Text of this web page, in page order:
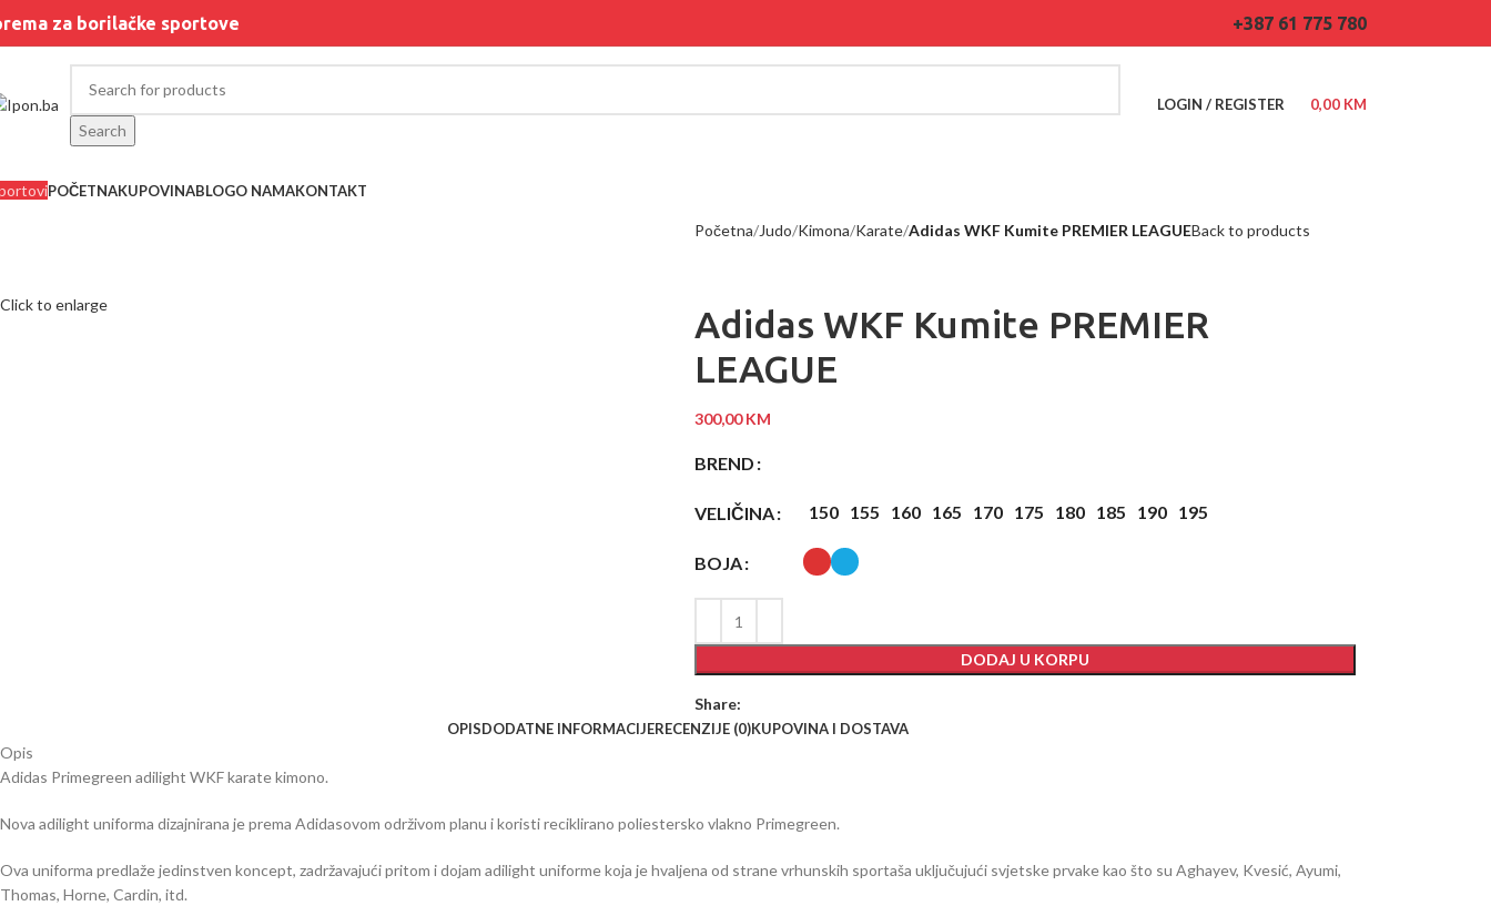
za borilačke sportove +387 61 775 780
Search
LOGIN / REGISTER 0,00 KM
POČETNAKUPOVINABLOGO NAMAKONTAKT
Click to enlarge
Početna Judo Kimona Karate Adidas WKF Kumite PREMIER LEAGUEBack to products
Adidas WKF Kumite PREMIER
LEAGUE
300,00KM
BREND
VELIČINA 150 155 160 165 170 175 180 185 190 195
BOJA
DODAJ U KORPU
Share:
OPISDODATNE INFORMACIJERECENZIJE (0)KUPOVINA I DOSTAVA
Opis
Adidas Primegreen adilight WKF karatekimono.
Nova adilight uniforma dizajnirana je prema Adidasovom održivom planu i koristi reciklirano poliestersko vlakno Primegreen.
Ova uniforma predlaže jedinstven koncept, zadržavajući pritom i dojam adilight uniforme koja je hvaljena od strane vrhunskih sportaša uključujući svjetske prvake kao što su Aghayev, Kvesić, Ayumi,
Thomas, Horne, Cardin, itd.